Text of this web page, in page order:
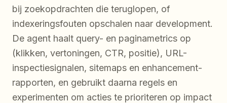
bij zoekopdrachten die teruglopen, of
indexeringsfouten opschalen naar development.
De agent haalt query- en paginametrics op
(klikken, vertoningen, CTR, positie), URL-
inspectiesignalen, sitemaps en enhancement-
rapporten, en gebruikt daarna regels en
experimenten om acties te prioriteren op impact